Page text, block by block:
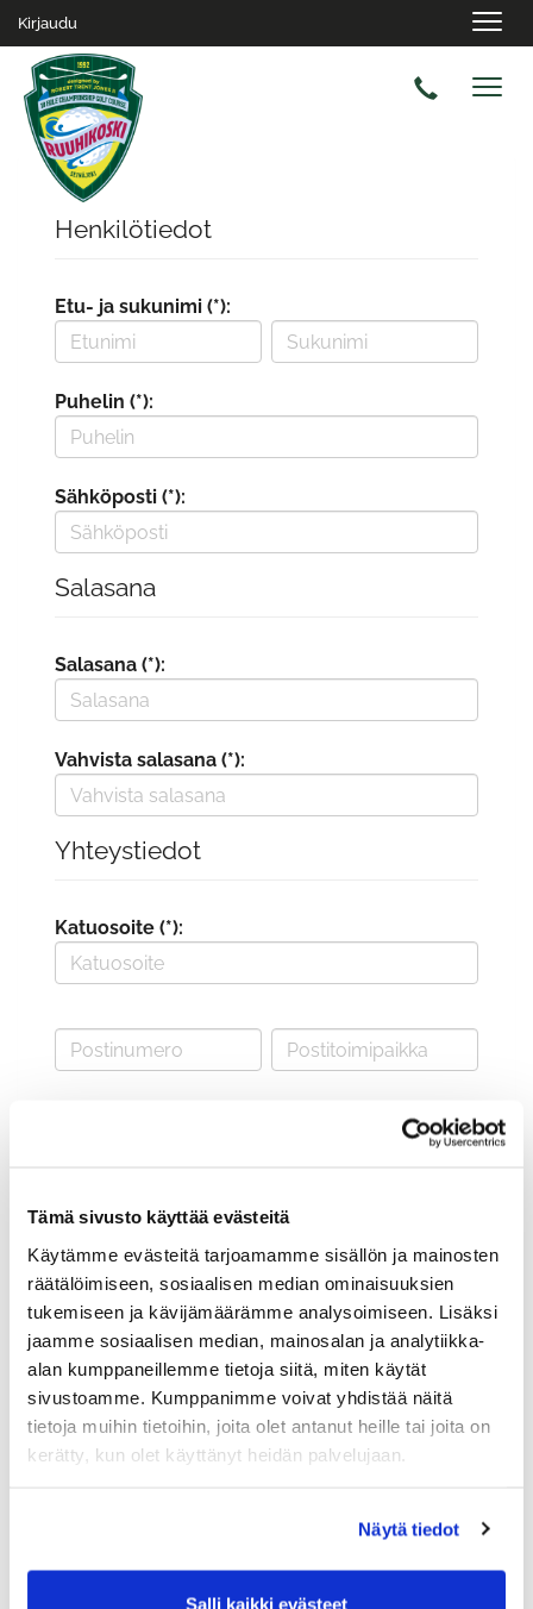
Tämä sivusto käyttää evästeitä
Käytämme evästeitä tarjoamamme sisällön ja mainosten
räätälöimiseen, sosiaalisen median ominaisuuksien
tukemiseen ja kävijämäärämme analysoimiseen. Lisäksi
jaamme sosiaalisen median, mainosalan ja analytiikka-
alan kumppaneillemme tietoja siitä, miten käytät
sivustoamme. Kumppanimme voivat yhdistää näitä
tietoja muihin tietoihin, joita olet antanut heille tai joita on
kerätty, kun olet käyttänyt heidän palvelujaan.
Näytä tiedot
Salli kaikki evästeet
Kirjaudu
Henkilötiedot
Etu- ja sukunimi (*):
Puhelin (*):
Sähköposti (*):
Salasana
Salasana (*):
Vahvista salasana (*):
Yhteystiedot
Katuosoite (*):
Valitse seura:
Jäsennumero:
Lisätiedot